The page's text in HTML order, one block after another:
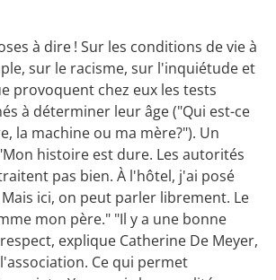
à dire ! Sur les conditions de vie à
sur le racisme, sur l'inquiétude et
provoquent chez eux les tests
à déterminer leur âge ("Qui est-ce
la machine ou ma mère?"). Un
histoire est dure. Les autorités
pas bien. À l'hôtel, j'ai posé
ici, on peut parler librement. Le
mon père." "Il y a une bonne
explique Catherine De Meyer,
Ce qui permet